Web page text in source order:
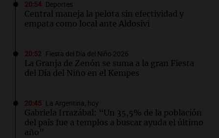
20:54 Deportes
Central maneja la pelota sin efectividad y
empata como local ante Aldosivi
20:52 Fiesta del Día del Niño 2026
La Granja de Zenón se suma a la gran Fiesta
del Día del Niño en el Kempes
20:45 La Argentina, hoy
Gabriela Irrazábal: “Un 35,5% de la población
del país fue a templos a buscar ayuda el último
año”